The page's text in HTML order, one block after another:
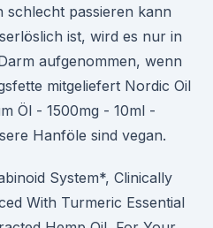
schlecht passieren kann
ist, wird es nur in
aufgenommen, wenn
mitgeliefert Nordic Oil
Öl - 1500mg - 10ml -
Hanföle sind vegan.
System*, Clinically
With Turmeric Essential